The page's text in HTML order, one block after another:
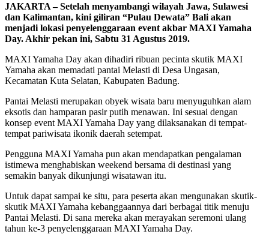
JAKARTA – Setelah menyambangi wilayah Jawa, Sulawesi
dan Kalimantan, kini giliran “Pulau Dewata” Bali akan
menjadi lokasi penyelenggaraan event akbar MAXI Yamaha
Day. Akhir pekan ini, Sabtu 31 Agustus 2019.
MAXI Yamaha Day akan dihadiri ribuan pecinta skutik MAXI
Yamaha akan memadati pantai Melasti di Desa Ungasan,
Kecamatan Kuta Selatan, Kabupaten Badung.
Pantai Melasti merupakan obyek wisata baru menyuguhkan alam
eksotis dan hamparan pasir putih menawan. Ini sesuai dengan
konsep event MAXI Yamaha Day yang dilaksanakan di tempat-
tempat pariwisata ikonik daerah setempat.
Pengguna MAXI Yamaha pun akan mendapatkan pengalaman
istimewa menghabiskan weekend bersama di destinasi yang
semakin banyak dikunjungi wisatawan itu.
Untuk dapat sampai ke situ, para peserta akan mengunakan skutik-
skutik MAXI Yamaha kebanggaannya dari berbagai titik menuju
Pantai Melasti. Di sana mereka akan merayakan seremoni ulang
tahun ke-3 penyelenggaraan MAXI Yamaha Day.